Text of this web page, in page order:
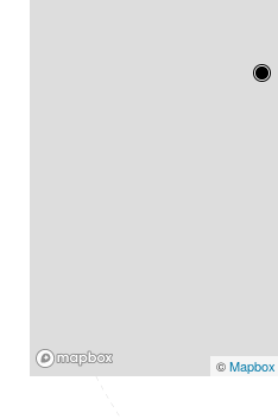
©Mapbox